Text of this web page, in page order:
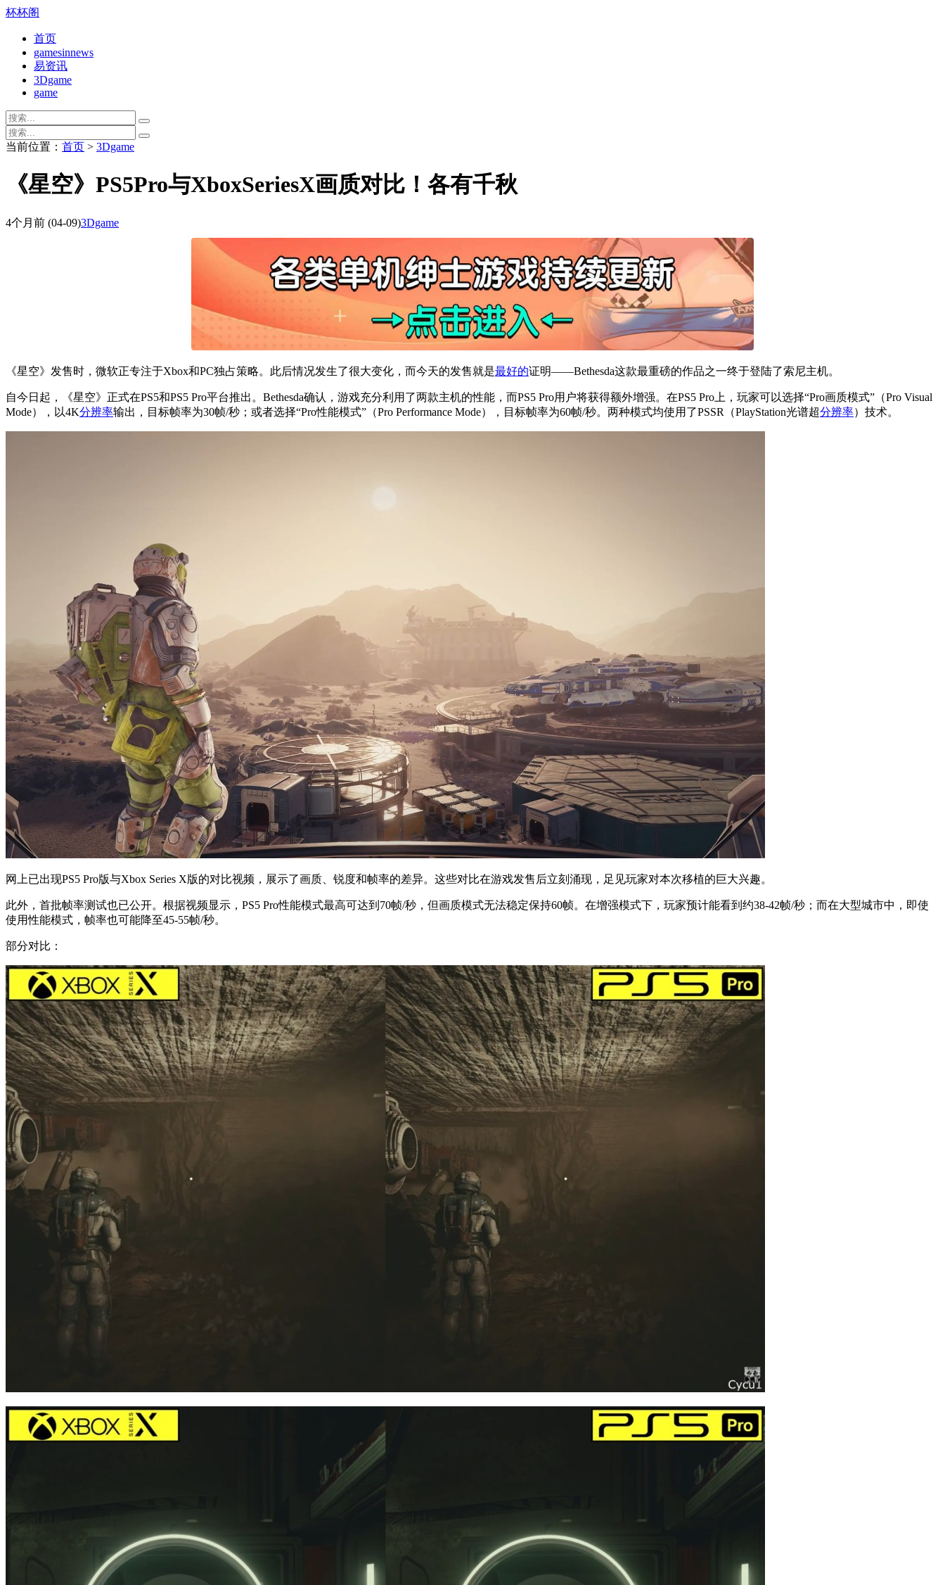
杯杯阁
首页
gamesinnews
易资讯
3Dgame
game
当前位置： 首页 > 3Dgame
《星空》PS5Pro与XboxSeriesX画质对比！各有千秋
4个月前 (04-09)3Dgame
《星空》发售时，微软正专注于Xbox和PC独占策略。此后情况发生了很大变化，而今天的发售就是最好的证明——Bethesda这款最重磅的作品之一终于登陆了索尼主机。
自今日起，《星空》正式在PS5和PS5 Pro平台推出。Bethesda确认，游戏充分利用了两款主机的性能，而PS5 Pro用户将获得额外增强。在PS5 Pro上，玩家可以选择“Pro画质模式”（Pro Visual
Mode），以4K分辨率输出，目标帧率为30帧/秒；或者选择“Pro性能模式”（Pro Performance Mode），目标帧率为60帧/秒。两种模式均使用了PSSR（PlayStation光谱超分辨率）技术。
网上已出现PS5 Pro版与Xbox Series X版的对比视频，展示了画质、锐度和帧率的差异。这些对比在游戏发售后立刻涌现，足见玩家对本次移植的巨大兴趣。
此外，首批帧率测试也已公开。根据视频显示，PS5 Pro性能模式最高可达到70帧/秒，但画质模式无法稳定保持60帧。在增强模式下，玩家预计能看到约38-42帧/秒；而在大型城市中，即使
使用性能模式，帧率也可能降至45-55帧/秒。
部分对比：